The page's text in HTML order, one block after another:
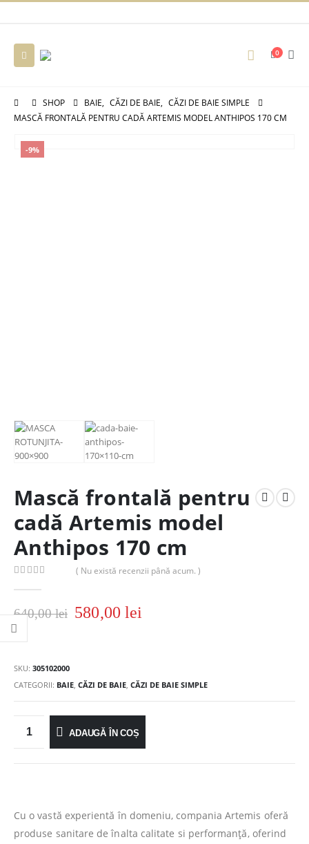
0
SHOP BAIE, CĂZI DE BAIE, CĂZI DE BAIE SIMPLE
MASCĂ FRONTALĂ PENTRU CADĂ ARTEMIS MODEL ANTHIPOS 170 CM
-9%
Mască frontală pentru
cadă Artemis model
Anthipos 170 cm
( Nu există recenzii până acum. )
640,00lei 580,00lei
SKU: 305102000
CATEGORII: BAIE CĂZI DE BAIE CĂZI DE BAIE SIMPLE
ADAUGĂ ÎN COȘ
Cu o vastă experientă în domeniu, compania Artemis oferă
produse sanitare de înalta calitate si performanță, oferind